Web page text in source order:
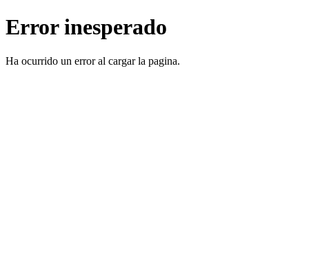
Error inesperado
Ha ocurrido un error al cargar la pagina.